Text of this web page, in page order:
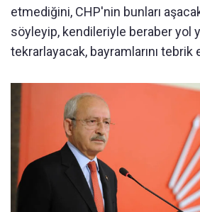
etmediğini, CHP'nin bunları
söyleyip, kendileriyle beraber yol
tekrarlayacak, bayramlarını tebrik